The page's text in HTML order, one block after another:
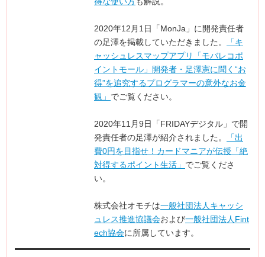
2020年12月1日「MonJa」に開発責任者
の足澤を掲載していただきました。
「キ
ャッシュレスマップアプリ「モバレコポ
イントモール」開発者・足澤憲に聞く“お
得”を追究するプログラマーの意外なお金
観」 でご覧ください。
2020年11月9日「FRIDAYデジタル」で開
発責任者の足澤が紹介されました。
「出
費0円を目指せ！カードマニアが伝授「絶
対得するポイント生活」 でご覧くださ
い。
株式会社オモチは一般社団法人キャッシ
ュレス推進協議会および一般社団法人Fint
ech協会に所属しています。